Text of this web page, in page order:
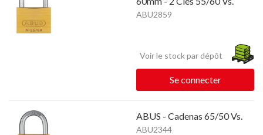
ABU2859
Voir le stock par dépôt
Se connecter
ABUS - Cadenas 65/50 Vs.
ABU2344